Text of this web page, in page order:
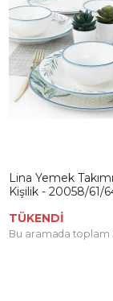
Lina Yemek
Kişilik - 20058/61/
TÜKENDİ
Bu aramada toplam